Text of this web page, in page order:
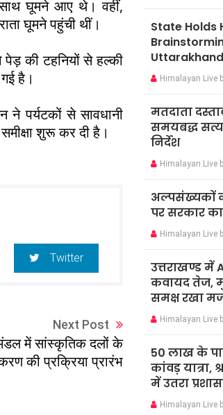
घूमने आए थे। वहीं,
घूमने पहुंची थीं।
की टहनियों से हल्की
है।
पर्यटकों से सावधानी
शुरू कर दी है।
Twitter
Next Post
में सांस्कृतिक दलों के
की प्रक्रिया प्रारंभ
State Holds
Himalayan Live
मतदाता
समयबद्ध
निर्देश
Himalayan Live
अल्पसंख्यकों
पर सरकार
Himalayan Live
उत्तराखण्ड में
कवायद तेज,
समक्ष रखा
Himalayan Live
50 लाख के
कांवड़ यात्रा,
में उतरा
Himalayan Live